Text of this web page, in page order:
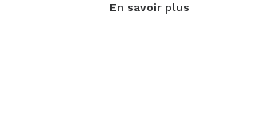
En savoir plus